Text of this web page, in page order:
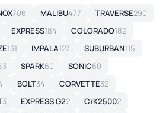
706 MALIBU477 TRAVERSE290
EXPRESS184 COLORADO182
131 IMPALA127 SUBURBAN115
SPARK60 SONIC60
BOLT34 CORVETTE32
3 EXPRESS G22 C/K25002